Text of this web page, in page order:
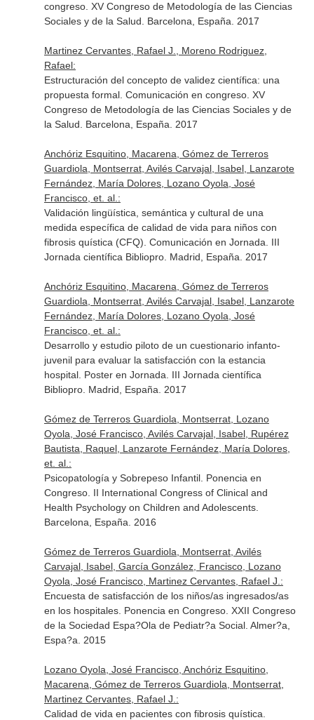
congreso. XV Congreso de Metodología de las Ciencias
Sociales y de la Salud. Barcelona, España. 2017
Martinez Cervantes, Rafael J., Moreno Rodriguez,
Rafael:
Estructuración del concepto de validez científica: una
propuesta formal. Comunicación en congreso. XV
Congreso de Metodología de las Ciencias Sociales y de
la Salud. Barcelona, España. 2017
Anchóriz Esquitino, Macarena, Gómez de Terreros
Guardiola, Montserrat, Avilés Carvajal, Isabel, Lanzarote
Fernández, María Dolores, Lozano Oyola, José
Francisco, et. al.:
Validación lingüística, semántica y cultural de una
medida específica de calidad de vida para niños con
fibrosis quística (CFQ). Comunicación en Jornada. III
Jornada científica Bibliopro. Madrid, España. 2017
Anchóriz Esquitino, Macarena, Gómez de Terreros
Guardiola, Montserrat, Avilés Carvajal, Isabel, Lanzarote
Fernández, María Dolores, Lozano Oyola, José
Francisco, et. al.:
Desarrollo y estudio piloto de un cuestionario infanto-
juvenil para evaluar la satisfacción con la estancia
hospital. Poster en Jornada. III Jornada científica
Bibliopro. Madrid, España. 2017
Gómez de Terreros Guardiola, Montserrat, Lozano
Oyola, José Francisco, Avilés Carvajal, Isabel, Rupérez
Bautista, Raquel, Lanzarote Fernández, María Dolores,
et. al.:
Psicopatología y Sobrepeso Infantil. Ponencia en
Congreso. II International Congress of Clinical and
Health Psychology on Children and Adolescents.
Barcelona, España. 2016
Gómez de Terreros Guardiola, Montserrat, Avilés
Carvajal, Isabel, García González, Francisco, Lozano
Oyola, José Francisco, Martinez Cervantes, Rafael J.:
Encuesta de satisfacción de los niños/as ingresados/as
en los hospitales. Ponencia en Congreso. XXII Congreso
de la Sociedad Espa?Ola de Pediatr?a Social. Almer?a,
Espa?a. 2015
Lozano Oyola, José Francisco, Anchóriz Esquitino,
Macarena, Gómez de Terreros Guardiola, Montserrat,
Martinez Cervantes, Rafael J.:
Calidad de vida en pacientes con fibrosis quística.